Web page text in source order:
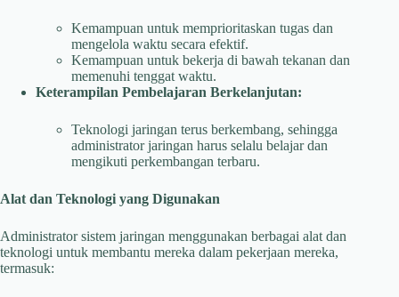
Kemampuan untuk memprioritaskan tugas dan
mengelola waktu secara efektif.
Kemampuan untuk bekerja di bawah tekanan dan
memenuhi tenggat waktu.
Keterampilan Pembelajaran Berkelanjutan:
Teknologi jaringan terus berkembang, sehingga
administrator jaringan harus selalu belajar dan
mengikuti perkembangan terbaru.
Alat dan Teknologi yang Digunakan
Administrator sistem jaringan menggunakan berbagai alat dan
teknologi untuk membantu mereka dalam pekerjaan mereka,
termasuk: